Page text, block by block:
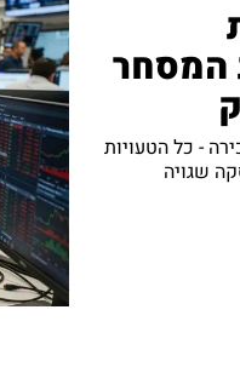
המסחר
- כל הטעויות
שגויה